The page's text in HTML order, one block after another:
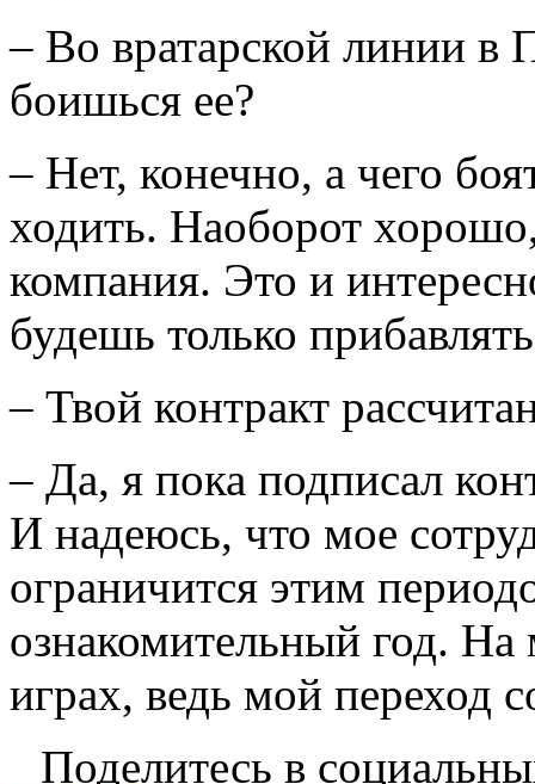
– Во вратарской линии в
боишься ее?
– Нет, конечно, а чего
ходить. Наоборот хорошо,
компания. Это и
будешь только
– Твой контракт
– Да, я пока подписал
И надеюсь, что мое
ограничится этим
ознакомительный год. На
играх, ведь мой переход
Поделитесь в